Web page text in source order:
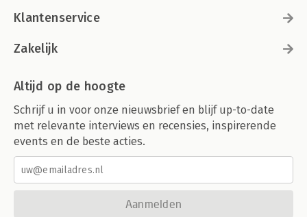
Klantenservice
Zakelijk
Altijd op de hoogte
Schrijf u in voor onze nieuwsbrief en blijf up-to-date
met relevante interviews en recensies, inspirerende
events en de beste acties.
Aanmelden